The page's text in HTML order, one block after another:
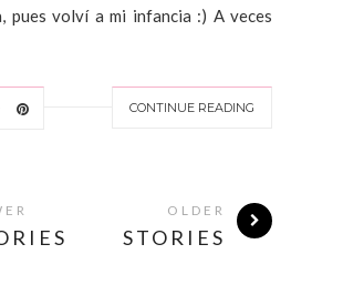
pues volví a mi infancia :) A veces
CONTINUE READING
OLDER
STORIES